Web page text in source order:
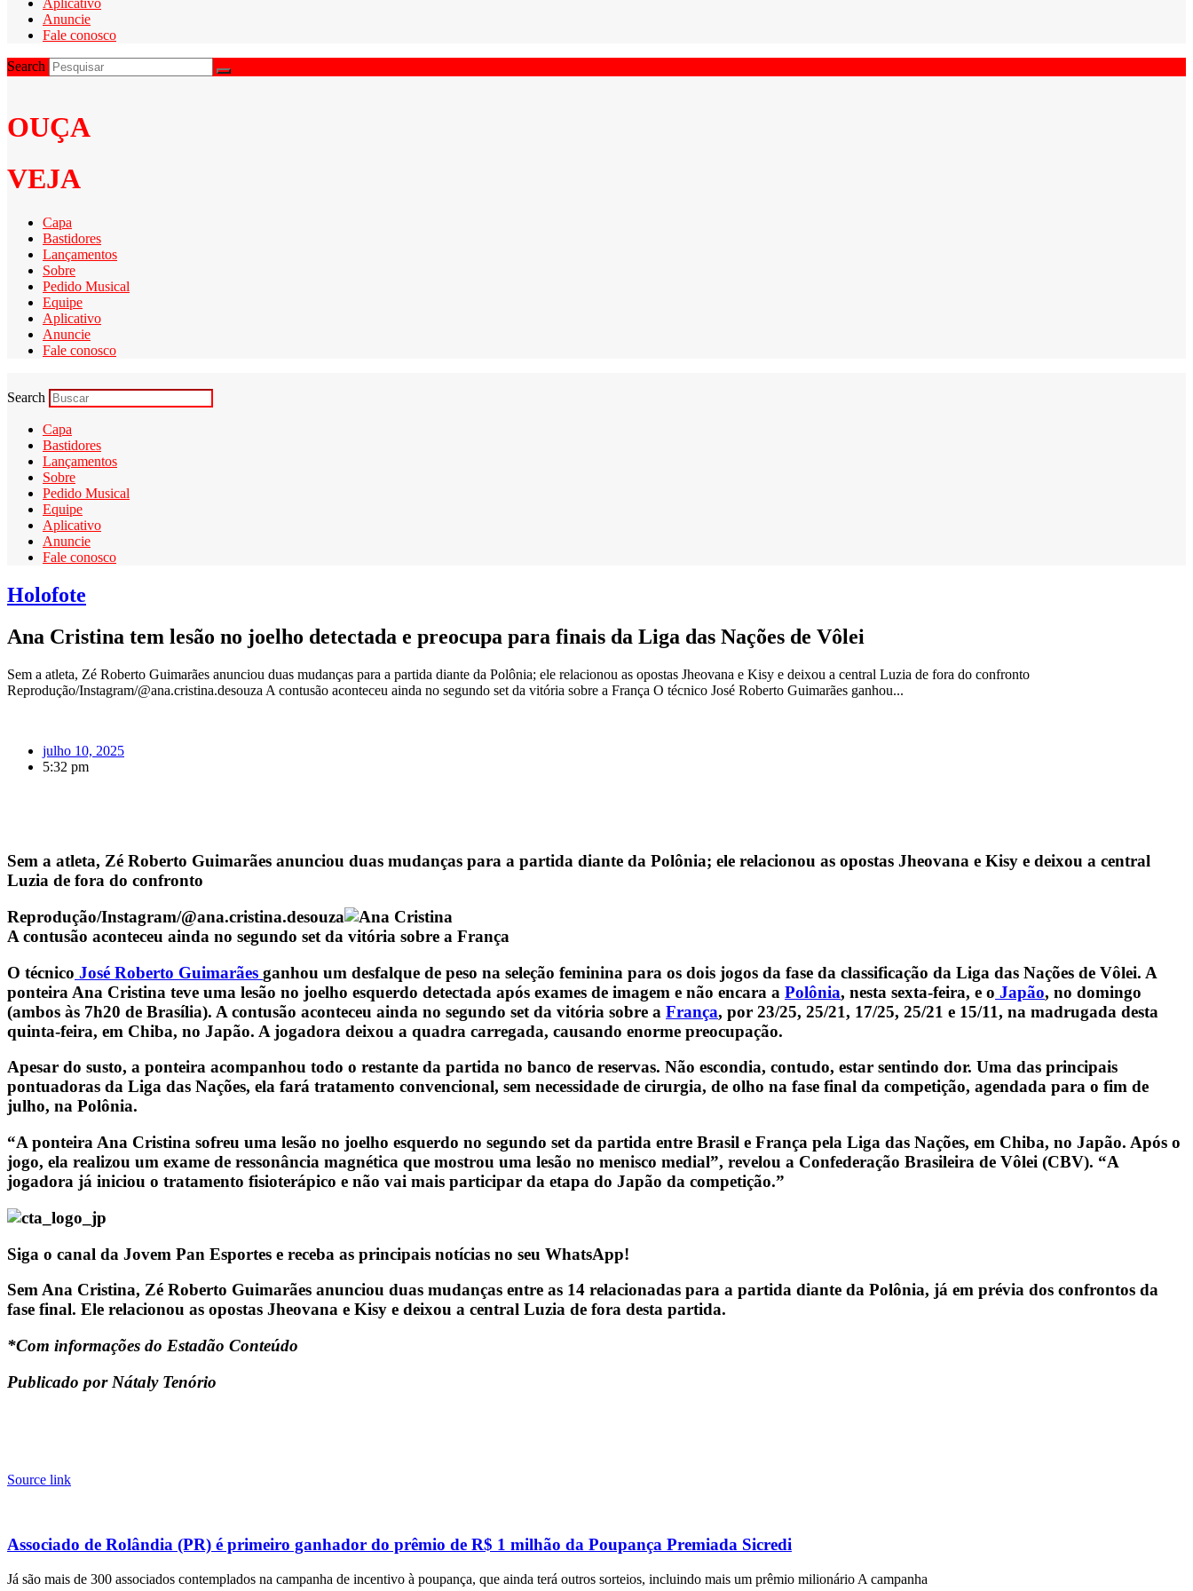
Anuncie
Fale conosco
Search
OUÇA
VEJA
Capa
Bastidores
Lançamentos
Sobre
Pedido Musical
Equipe
Aplicativo
Anuncie
Fale conosco
Search
Capa
Bastidores
Lançamentos
Sobre
Pedido Musical
Equipe
Aplicativo
Anuncie
Fale conosco
Holofote
Ana Cristina tem lesão no joelho detectada e preocupa para finais da Liga das Nações de Vôlei
Sem a atleta, Zé Roberto Guimarães anunciou duas mudanças para a partida diante da Polônia; ele relacionou as opostas Jheovana e Kisy e deixou a central Luzia de fora do confronto
Reprodução/Instagram/@ana.cristina.desouza A contusão aconteceu ainda no segundo set da vitória sobre a França O técnico José Roberto Guimarães ganhou...
julho 10, 2025
5:32 pm
Sem a atleta, Zé Roberto Guimarães anunciou duas mudanças para a partida diante da Polônia; ele relacionou as opostas Jheovana e Kisy e deixou a central
Luzia de fora do confronto
Reprodução/Instagram/@ana.cristina.desouza
A contusão aconteceu ainda no segundo set da vitória sobre a França
O técnico José Roberto Guimarães ganhou um desfalque de peso na seleção feminina para os dois jogos da fase da classificação da Liga das Nações de Vôlei. A
ponteira Ana Cristina teve uma lesão no joelho esquerdo detectada após exames de imagem e não encara a Polônia, nesta sexta-feira, e o Japão, no domingo
(ambos às 7h20 de Brasília). A contusão aconteceu ainda no segundo set da vitória sobre a França, por 23/25, 25/21, 17/25, 25/21 e 15/11, na madrugada desta
quinta-feira, em Chiba, no Japão. A jogadora deixou a quadra carregada, causando enorme preocupação.
Apesar do susto, a ponteira acompanhou todo o restante da partida no banco de reservas. Não escondia, contudo, estar sentindo dor. Uma das principais
pontuadoras da Liga das Nações, ela fará tratamento convencional, sem necessidade de cirurgia, de olho na fase final da competição, agendada para o fim de
julho, na Polônia.
“A ponteira Ana Cristina sofreu uma lesão no joelho esquerdo no segundo set da partida entre Brasil e França pela Liga das Nações, em Chiba, no Japão. Após o
jogo, ela realizou um exame de ressonância magnética que mostrou uma lesão no menisco medial”, revelou a Confederação Brasileira de Vôlei (CBV). “A
jogadora já iniciou o tratamento fisioterápico e não vai mais participar da etapa do Japão da competição.”
Siga o canal da Jovem Pan Esportes e receba as principais notícias no seu WhatsApp!
Sem Ana Cristina, Zé Roberto Guimarães anunciou duas mudanças entre as 14 relacionadas para a partida diante da Polônia, já em prévia dos confrontos da
fase final. Ele relacionou as opostas Jheovana e Kisy e deixou a central Luzia de fora desta partida.
*Com informações do Estadão Conteúdo
Publicado por Nátaly Tenório
Source link
Associado de Rolândia (PR) é primeiro ganhador do prêmio de R$ 1 milhão da Poupança Premiada Sicredi
Já são mais de 300 associados contemplados na campanha de incentivo à poupança, que ainda terá outros sorteios, incluindo mais um prêmio milionário A campanha